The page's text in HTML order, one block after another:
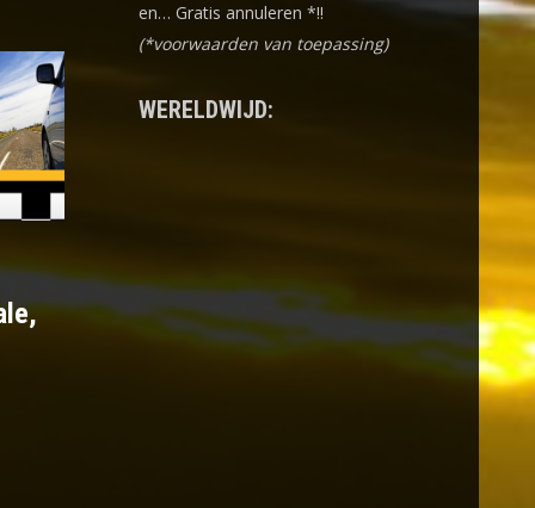
en… Gratis annuleren *!!
(*voorwaarden van toepassing)
WERELDWIJD: